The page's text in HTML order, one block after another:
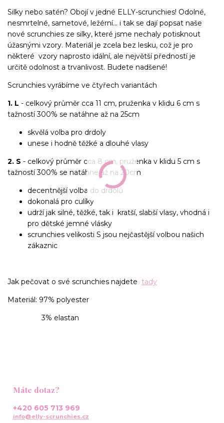
Silky nebo satén? Obojí v jedné ELLY-scrunchies! Odolné,
nesmrtelné, sametové, ležérní... i tak se dají popsat naše
nové scrunchies ze silky, které jsme nechaly potisknout
úžasnými vzory. Materiál je zcela bez lesku, což je pro
některé vzory naprosto idální, ale největší předností je
určitě odolnost a trvanlivost. Budete nadšené!
Scrunchies vyrábíme ve čtyřech variantách
1. L - celkový průměr cca 11 cm, pruženka v klidu 6 cm s
tažností 300% se natáhne až na 25cm
skvělá volba pro drdoly
unese i hodně těžké a dlouhé vlasy
2. S - celkový průměr cca 8 cm, pruženka v klidu 5 cm s
tažností 300% se natáhne až na 20cm
decentnější volba do drdolů
dokonalá pro culíky
udrží jak silné, těžké, tak i kratší, slabší vlasy, vhodná i
pro dětské jemné vlásky
scrunchies velikosti S jsou nejčastější volbou našich
zákaznic
Jak pečovat o své scrunchies najdete tady
Materiál: 97% polyester
3% elastan
Máte dotaz?
+420 605 713 969
info@elly-scrunchies.cz